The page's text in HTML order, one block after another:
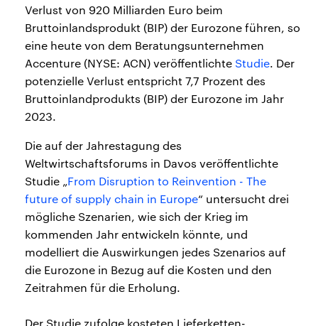
Verlust von 920 Milliarden Euro beim
Bruttoinlandsprodukt (BIP) der Eurozone führen, so
eine heute von dem Beratungsunternehmen
Accenture (NYSE: ACN) veröffentlichte Studie. Der
potenzielle Verlust entspricht 7,7 Prozent des
Bruttoinlandprodukts (BIP) der Eurozone im Jahr
2023.
Die auf der Jahrestagung des
Weltwirtschaftsforums in Davos veröffentlichte
Studie „From Disruption to Reinvention - The
future of supply chain in Europe“ untersucht drei
mögliche Szenarien, wie sich der Krieg im
kommenden Jahr entwickeln könnte, und
modelliert die Auswirkungen jedes Szenarios auf
die Eurozone in Bezug auf die Kosten und den
Zeitrahmen für die Erholung.
Der Studie zufolge kosteten Lieferketten-